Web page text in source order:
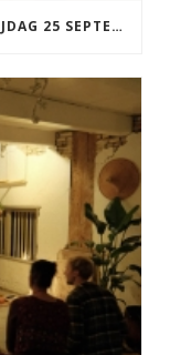
MANTRA ZINGEN MET DIEDERICK VRIJDAG 25 SEPTEMBER EN 20 NOVEMBER